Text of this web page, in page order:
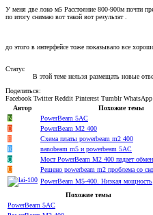
У меня две локо м5 Расстояние 800-900м почти
по итогу снимаю вот такой вот результат .
до этого в интерфейсе тоже показывало все
Статус
В этой теме нельзя размещать новые
Поделиться:
Facebook Twitter Reddit Pinterest Tumblr WhatsApp
Автор
Похожие темы
N
PowerBeam 5AC
D
PowerBeam M2 400
E
Cхема платы powerbeam m2 400
R
nanobeam m5 и powerbeam 5AC
Q
Мост PowerBeam M2 400 падает
U
Решено powerbeam m2 проблема со
PowerBeam M5-400. Низкая мощность
Похожие темы
PowerBeam 5AC